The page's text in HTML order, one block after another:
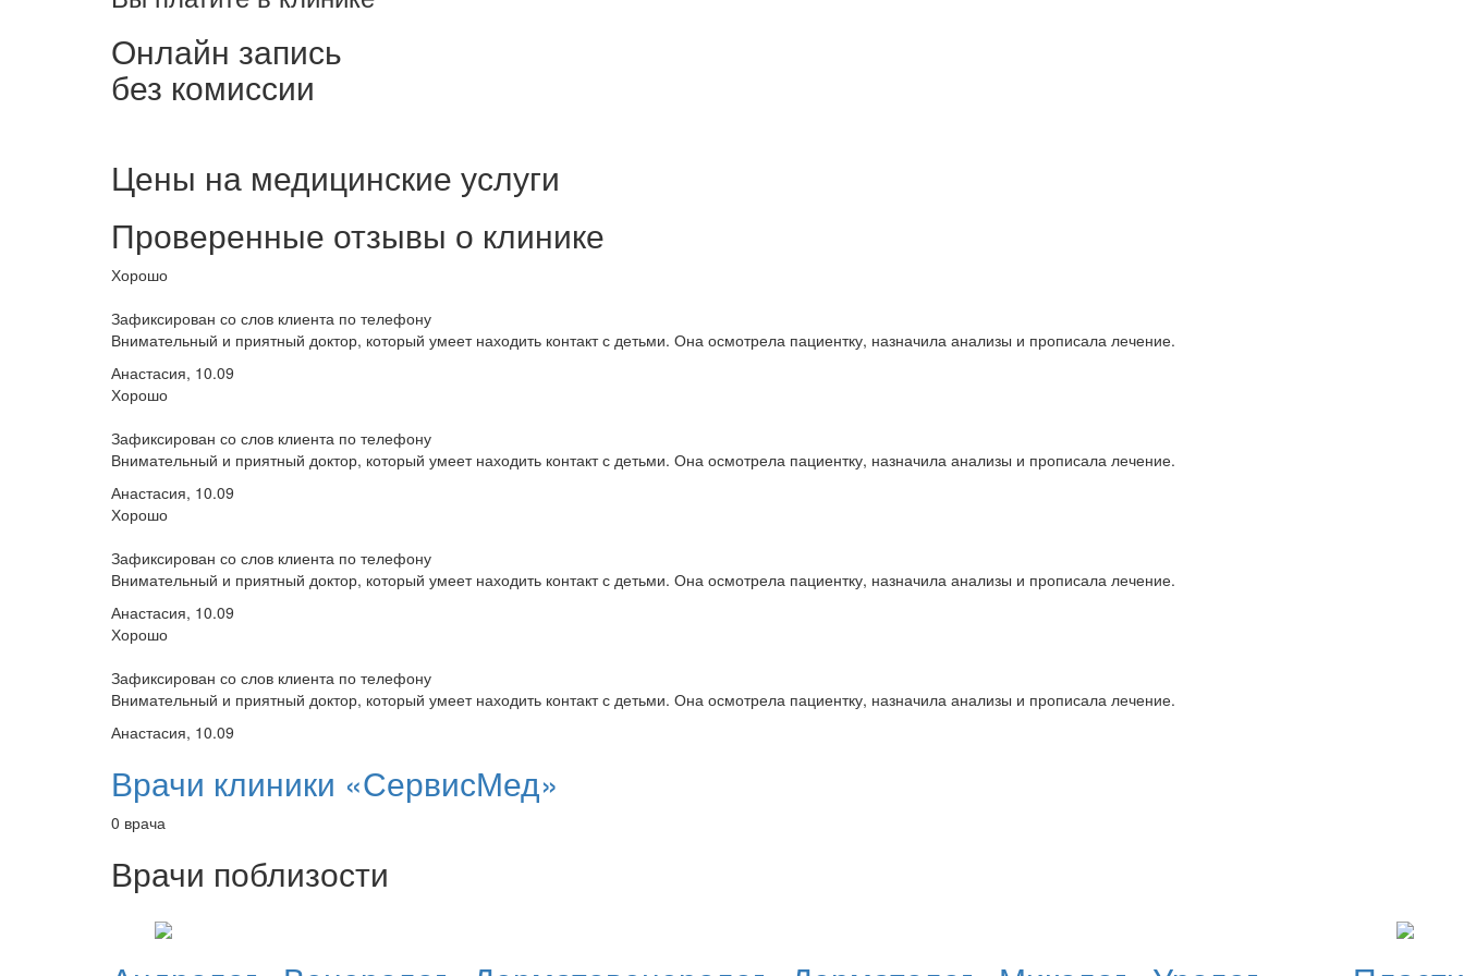
Онлайн запись
без комиссии
Цены на медицинские услуги
Проверенные отзывы о клинике
Хорошо
Зафиксирован со слов клиента по телефону
Внимательный и приятный доктор, который умеет находить контакт с детьми. Она осмотрела пациентку, назначила анализы и прописала лечение.
Анастасия, 10.09
Хорошо
Зафиксирован со слов клиента по телефону
Внимательный и приятный доктор, который умеет находить контакт с детьми. Она осмотрела пациентку, назначила анализы и прописала лечение.
Анастасия, 10.09
Хорошо
Зафиксирован со слов клиента по телефону
Внимательный и приятный доктор, который умеет находить контакт с детьми. Она осмотрела пациентку, назначила анализы и прописала лечение.
Анастасия, 10.09
Хорошо
Зафиксирован со слов клиента по телефону
Внимательный и приятный доктор, который умеет находить контакт с детьми. Она осмотрела пациентку, назначила анализы и прописала лечение.
Анастасия, 10.09
Врачи клиники «СервисМед»
0 врача
Врачи поблизости